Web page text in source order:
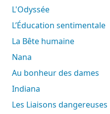
L'Odyssée
L’Éducation sentimentale
La Bête humaine
Nana
Au bonheur des dames
Indiana
Les Liaisons dangereuses